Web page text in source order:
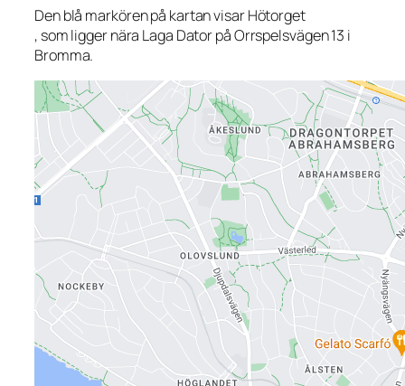
Den blå markören på kartan visar Hötorget
, som ligger nära Laga Dator på Orrspelsvägen 13 i
Bromma.